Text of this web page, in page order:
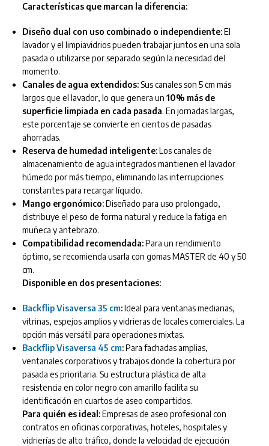
Características que marcan la diferencia:
Diseño dual con uso combinado o independiente:El
lavador y el limpiavidrios pueden trabajar juntos en una sola
pasada o utilizarse por separado según la necesidad del
momento.
Canales de agua extendidos:Sus canales son 5 cm más
largos que el lavador, lo que genera un 10% más de
superficie limpiada en cada pasada. En jornadas largas,
este porcentaje se convierte en cientos de pasadas
ahorradas.
Reserva de humedad inteligente:Los canales de
almacenamiento de agua integrados mantienen el lavador
húmedo por más tiempo, eliminando las interrupciones
constantes para recargar líquido.
Mango ergonómico:Diseñado para uso prolongado,
distribuye el peso de forma natural y reduce la fatiga en
muñeca y antebrazo.
Compatibilidad recomendada:Para un rendimiento
óptimo, se recomienda usarla con gomas MASTER de 40 y 50
cm.
Disponible en dos presentaciones:
Backflip Visaversa 35 cm:Ideal para ventanas medianas,
vitrinas, espejos amplios y vidrieras de locales comerciales. La
opción más versátil para operaciones mixtas.
Backflip Visaversa 45 cm:Para fachadas amplias,
ventanales corporativos y trabajos donde la cobertura por
pasada es prioritaria. Su estructura plástica de alta
resistencia en color negro con amarillo facilita su
identificación en cuartos de aseo compartidos.
Para quién es ideal:Empresas de aseo profesional con
contratos en oficinas corporativas, hoteles, hospitales y
vidrierías de alto tráfico, donde la velocidad de ejecución